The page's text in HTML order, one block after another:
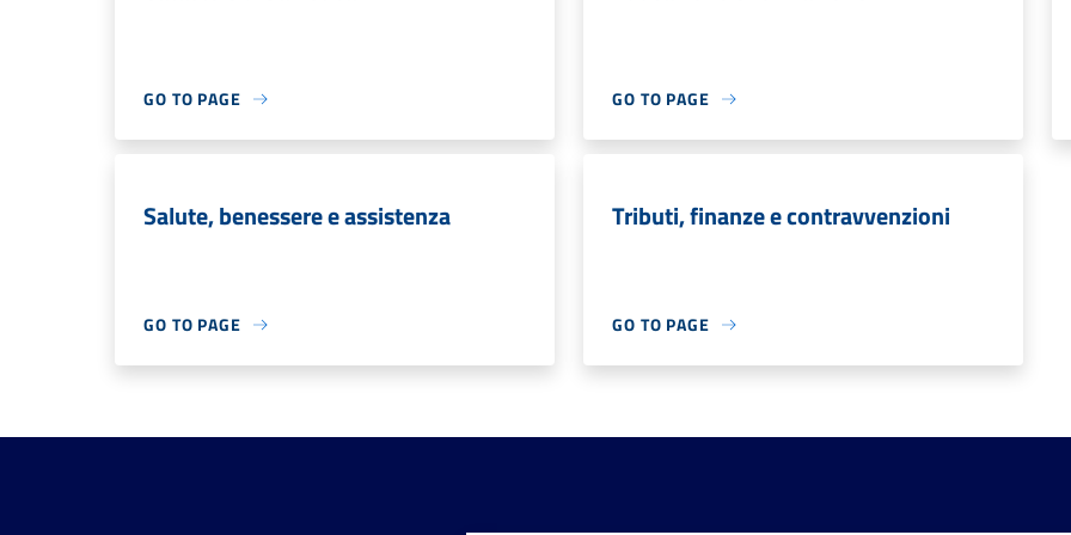
GO TO PAGE GO TO PAGE
Salute, benessere e assistenza
GO TO PAGE
Tributi, finanze e contravvenzioni
GO TO PAGE